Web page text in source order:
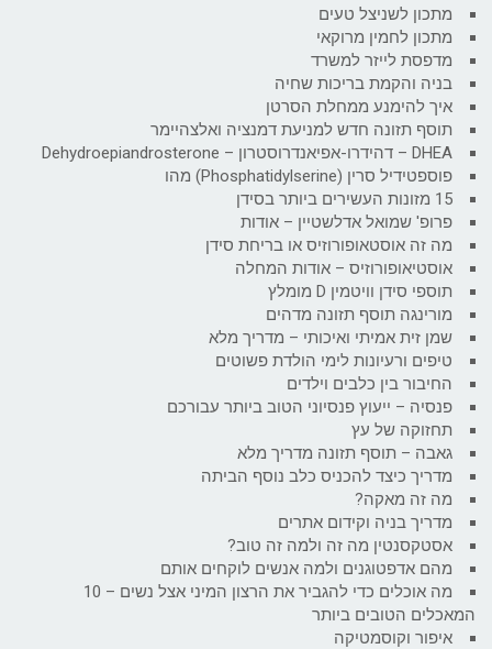
מתכון לשניצל טעים
מתכון לחמין מרוקאי
מדפסת לייזר למשרד
בניה והקמת בריכות שחיה
איך להימנע ממחלת הסרטן
תוסף תזונה חדש למניעת דמנציה ואלצהיימר
DHEA – דהידרו-אפיאנדרוסטרון – Dehydroepiandrosterone
פוספטידיל סרין (Phosphatidylserine) מהו
15 מזונות העשירים ביותר בסידן
פרופ' שמואל אדלשטיין – אודות
מה זה אוסטאופורוזיס או בריחת סידן
אוסטיאופורוזיס – אודות המחלה
תוספי סידן וויטמין D מומלץ
מורינגה תוסף תזונה מדהים
שמן זית אמיתי ואיכותי – מדריך מלא
טיפים ורעיונות לימי הולדת פשוטים
החיבור בין כלבים וילדים
פנסיה – ייעוץ פנסיוני הטוב ביותר עבורכם
תחזוקה של עץ
גאבה – תוסף תזונה מדריך מלא
מדריך כיצד להכניס כלב נוסף הביתה
מה זה מאקה?
מדריך בניה וקידום אתרים
אסטקסנטין מה זה ולמה זה טוב?
מהם אדפטוגנים ולמה אנשים לוקחים אותם
מה אוכלים כדי להגביר את הרצון המיני אצל נשים – 10
המאכלים הטובים ביותר
איפור וקוסמטיקה